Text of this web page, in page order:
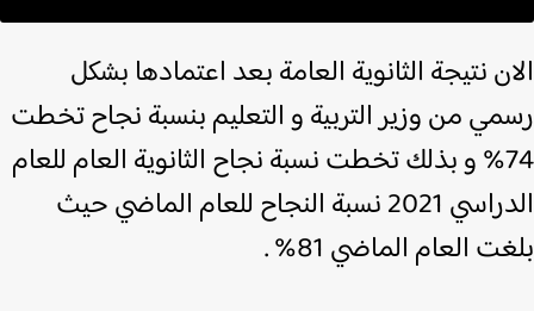
نتيجة الثانوية العامة بعد اعتمادها بشكل
من وزير التربية و التعليم بنسبة نجاح تخطت
74% و بذلك تخطت نسبة نجاح الثانوية العام للعام
الدراسي 2021 نسبة النجاح للعام الماضي حيث
العام الماضي 81% .